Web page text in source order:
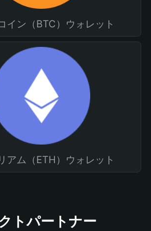
イン（BTC）ウォレット
アム（ETH）ウォレット
トパートナー